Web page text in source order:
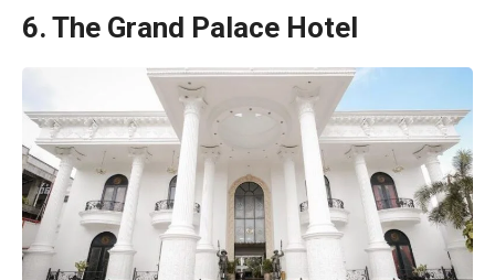
6. The Grand Palace Hotel